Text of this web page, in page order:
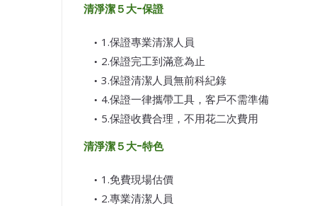
清淨潔５大-保證
1.保證專業清潔人員
2.保證完工到滿意為止
3.保證清潔人員無前科紀錄
4.保證一律攜帶工具，客戶不需準備
5.保證收費合理，不用花二次費用
清淨潔５大-特色
1.免費現場估價
2.專業清潔人員